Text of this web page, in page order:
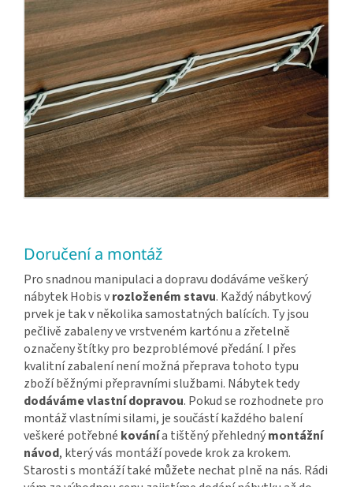
Doručení a montáž
Pro snadnou manipulaci a dopravu dodáváme veškerý
nábytek Hobis vrozloženém stavu. Každý nábytkový
prvek je tak v několika samostatných balících. Ty jsou
pečlivě zabaleny ve vrstveném kartónu a zřetelně
označeny štítky pro bezproblémové předání. I přes
kvalitní zabalení není možná přeprava tohoto typu
zboží běžnými přepravními službami. Nábytek tedy
dodáváme vlastní dopravou. Pokud se rozhodnete pro
montáž vlastními silami, je součástí každého balení
veškeré potřebné kovánía tištěný přehlednýmontážní
návod, který vás montáží povede krok za krokem.
Starosti s montáží také můžete nechat plně na nás. Rádi